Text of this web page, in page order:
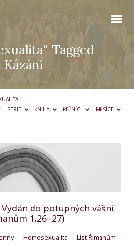
Tagged
Kázání
SÉRIE KNIHY ŘEČNÍCI MĚSÍCE
do potupných vášní
1,26–27)
Homosexualita
List Římanům